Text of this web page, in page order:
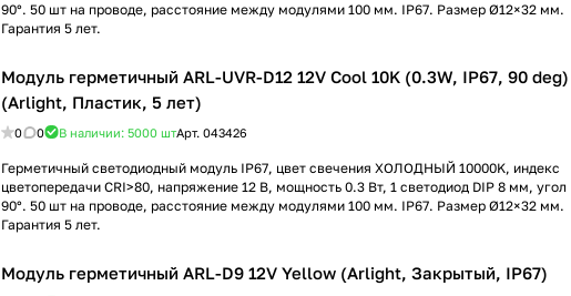
90°. 50 шт на проводе, расстояние между модулями 100 мм. IP67. Размер Ø12×32 мм.
Гарантия 5 лет.
Модуль герметичный ARL-UVR-D12 12V Cool 10K (0.3W, IP67, 90 deg)
(Arlight, Пластик, 5 лет)
0 0 В наличии: 5000 штАрт. 043426
Герметичный светодиодный модуль IP67, цвет свечения ХОЛОДНЫЙ 10000K, индекс
цветопередачи CRI>80, напряжение 12 В, мощность 0.3 Вт, 1 светодиод DIP 8 мм, угол
90°. 50 шт на проводе, расстояние между модулями 100 мм. IP67. Размер Ø12×32 мм.
Гарантия 5 лет.
Модуль герметичный ARL-D9 12V Yellow (Arlight, Закрытый, IP67)